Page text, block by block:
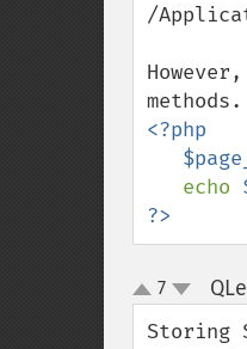
/
<?php
   echo
?>
up
down
7
Storing